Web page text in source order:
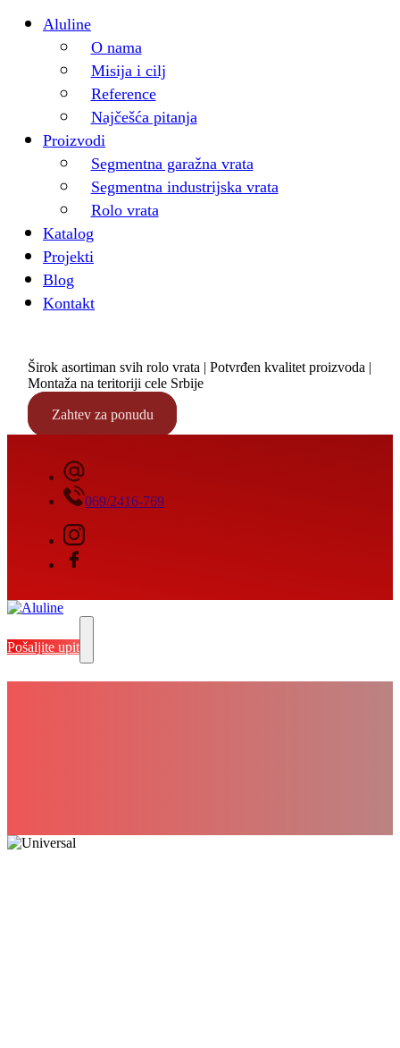
Aluline
O nama
Misija i cilj
Reference
Najčešća pitanja
Proizvodi
Segmentna garažna vrata
Segmentna industrijska vrata
Rolo vrata
Katalog
Projekti
Blog
Kontakt
Širok asortiman svih rolo vrata | Potvrđen kvalitet proizvoda |
Montaža na teritoriji cele Srbije
Zahtev za ponudu
069/2416-769
Pošaljite upit